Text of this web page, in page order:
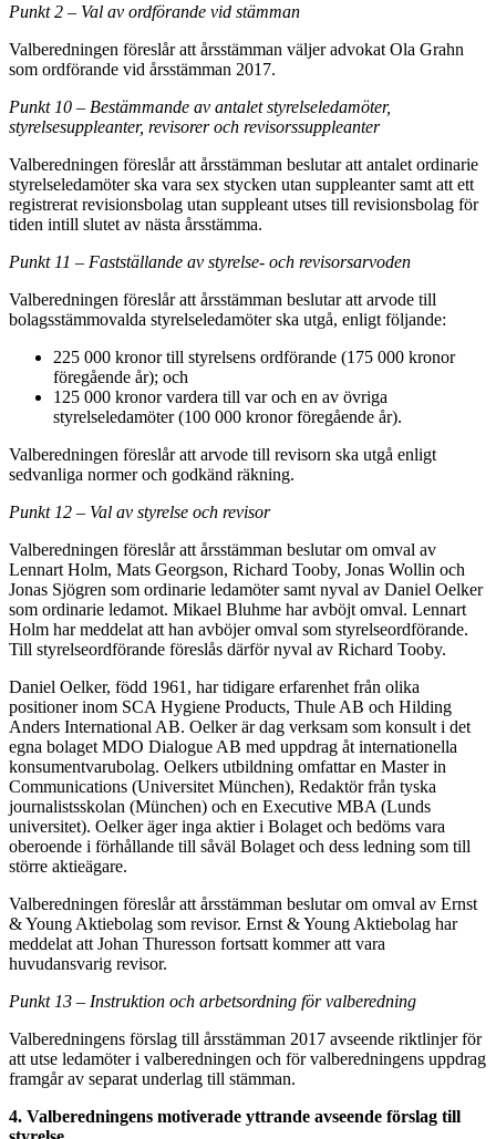
Punkt 2 – Val av ordförande vid stämman
Valberedningen föreslår att årsstämman väljer advokat Ola Grahn
som ordförande vid årsstämman 2017.
Punkt 10 – Bestämmande av antalet styrelseledamöter,
styrelsesuppleanter, revisorer och revisorssuppleanter
Valberedningen föreslår att årsstämman beslutar att antalet ordinarie
styrelseledamöter ska vara sex stycken utan suppleanter samt att ett
registrerat revisionsbolag utan suppleant utses till revisionsbolag för
tiden intill slutet av nästa årsstämma.
Punkt 11 – Fastställande av styrelse- och revisorsarvoden
Valberedningen föreslår att årsstämman beslutar att arvode till
bolagsstämmovalda styrelseledamöter ska utgå, enligt följande:
225 000 kronor till styrelsens ordförande (175 000 kronor
föregående år); och
125 000 kronor vardera till var och en av övriga
styrelseledamöter (100 000 kronor föregående år).
Valberedningen föreslåratt arvode till revisorn ska utgå enligt
sedvanliga normer och godkänd räkning.
Punkt 12 – Val av styrelse och revisor
Valberedningen föreslår att årsstämman beslutar om omval av
Lennart Holm, Mats Georgson, Richard Tooby, Jonas Wollin och
Jonas Sjögren som ordinarie ledamöter samt nyval av Daniel Oelker
som ordinarie ledamot. Mikael Bluhme har avböjt omval. Lennart
Holm har meddelat att han avböjer omval som styrelseordförande.
Till styrelseordförande föreslås därför nyval av Richard Tooby.
Daniel Oelker, född 1961, har tidigare erfarenhet från olika
positioner inom SCA Hygiene Products, Thule AB och Hilding
Anders International AB. Oelker är dag verksam som konsult i det
egna bolaget MDO Dialogue AB med uppdrag åt internationella
konsumentvarubolag. Oelkers utbildning omfattar en Master in
Communications (Universitet München), Redaktör från tyska
journalistsskolan (München) och en Executive MBA (Lunds
universitet). Oelker äger inga aktier i Bolaget och bedöms vara
oberoende i förhållande till såväl Bolaget och dess ledning som till
större aktieägare.
Valberedningen föreslår att årsstämman beslutar om omval av Ernst
& Young Aktiebolag som revisor. Ernst & Young Aktiebolag har
meddelat att Johan Thuresson fortsatt kommer att vara
huvudansvarig revisor.
Punkt 13 – Instruktion och arbetsordning för valberedning
Valberedningens förslag till årsstämman 2017 avseende riktlinjer för
att utse ledamöter i valberedningen och för valberedningens uppdrag
framgår av separat underlag till stämman.
4. Valberedningens motiverade yttrande avseende förslag till